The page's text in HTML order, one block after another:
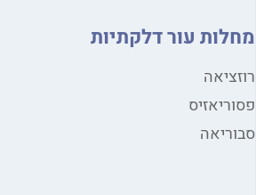
מחלות עור דלקתיות
רוזציאה
פסוריאזיס
סבוריאה